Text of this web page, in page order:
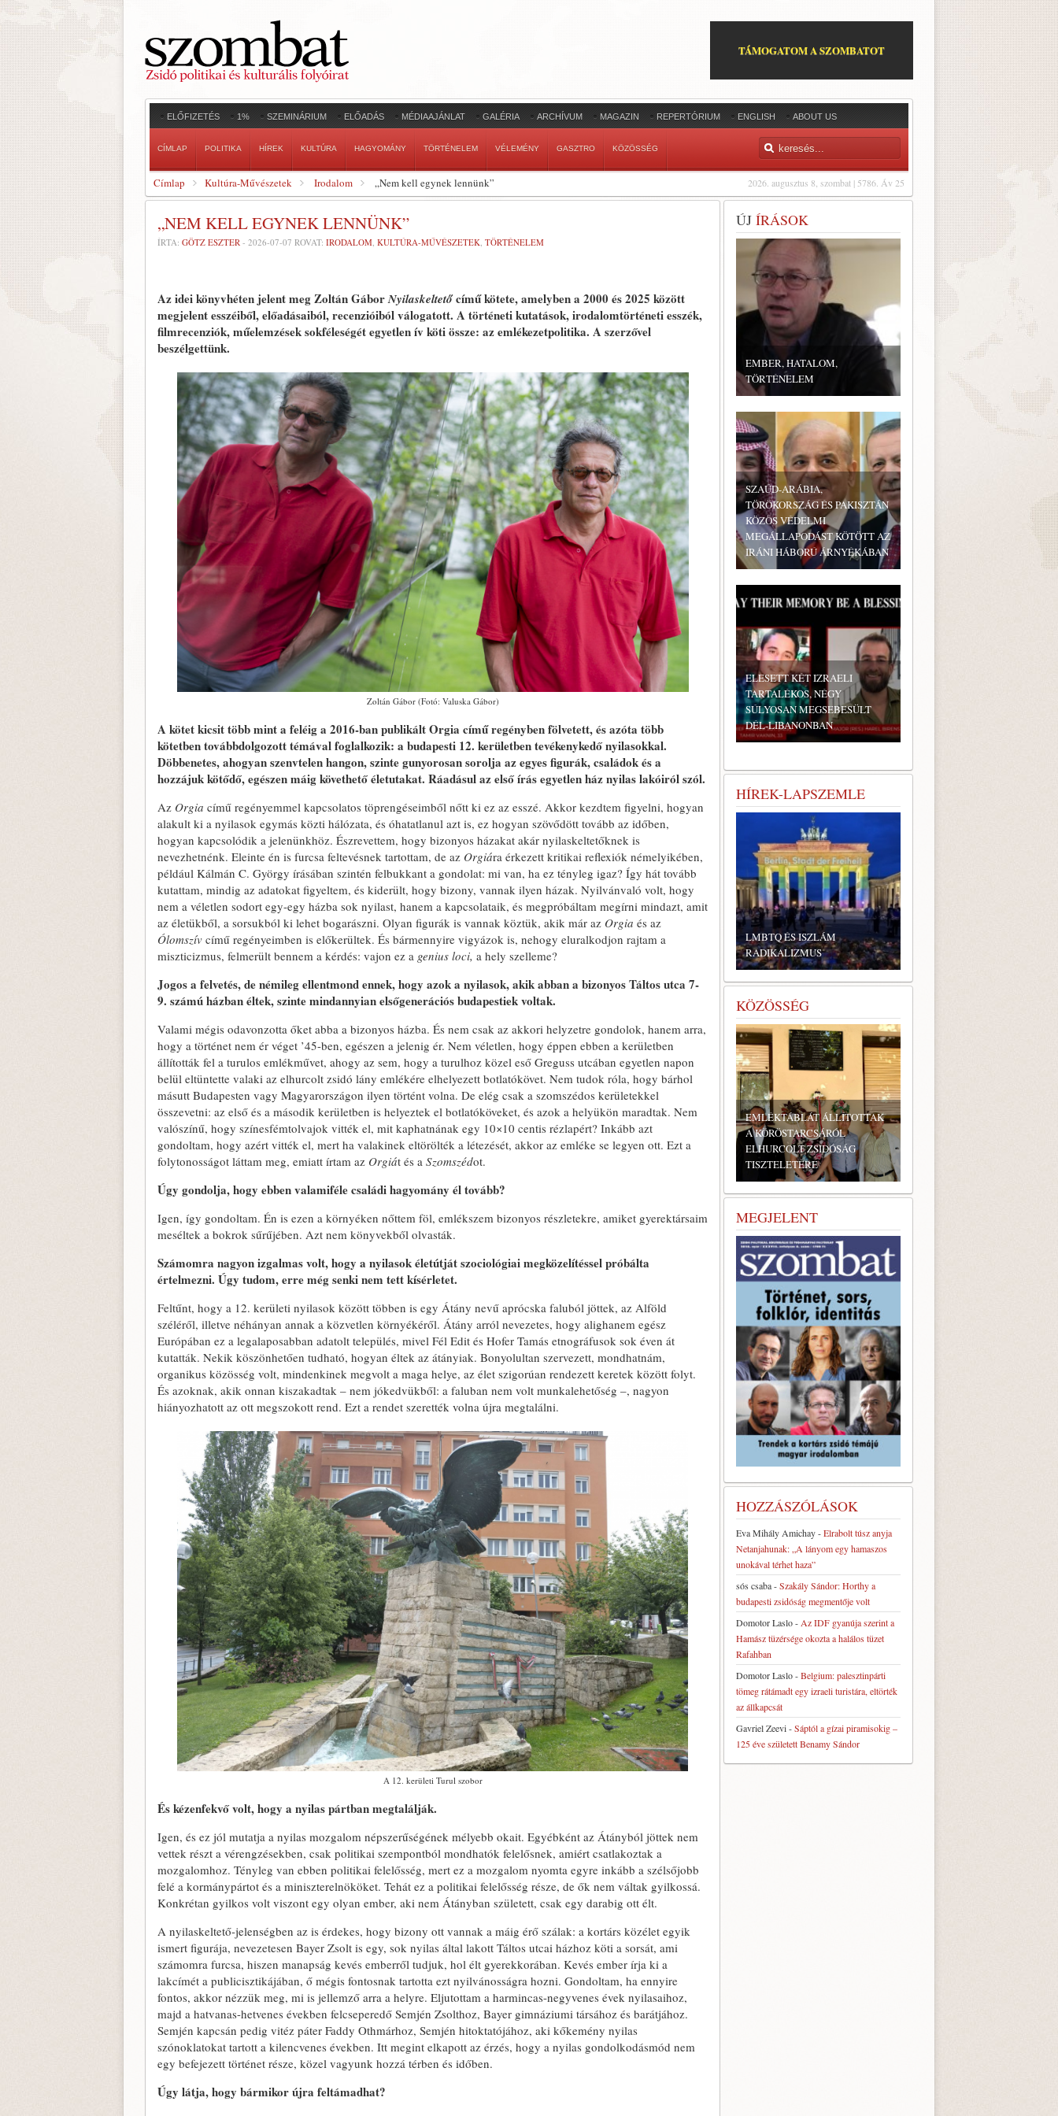
TÁMOGATOM A SZOMBATOT
ELŐFIZETÉS 1% SZEMINÁRIUM ELŐADÁS MÉDIAAJÁNLAT GALÉRIA ARCHÍVUM MAGAZIN REPERTÓRIUM ENGLISH ABOUT US
CÍMLAP POLITIKA HÍREK KULTÚRA HAGYOMÁNY TÖRTÉNELEM VÉLEMÉNY GASZTRO KÖZÖSSÉG
2026. augusztus 8, szombat | 5786. Áv 25
Címlap Kultúra-Művészetek Irodalom „Nem kell egynek lennünk”
„NEM KELL EGYNEK LENNÜNK”
ÍRTA: GÖTZ ESZTER - 2026-07-07 ROVAT: IRODALOM, KULTÚRA-MŰVÉSZETEK, TÖRTÉNELEM
Az idei könyvhéten jelent meg Zoltán GáborNyilaskeltetőcímű kötete, amelyben a 2000 és 2025 között
megjelent esszéiből, előadásaiból, recenzióiból válogatott. A történeti kutatások, irodalomtörténeti esszék,
filmrecenziók, műelemzések sokféleségét egyetlen ív köti össze: az emlékezetpolitika. A szerzővel
beszélgettünk.
Zoltán Gábor (Fotó: Valuska Gábor)
A kötet kicsit több mint a feléig a 2016-ban publikáltOrgia című regényben fölvetett, és azóta több
kötetben továbbdolgozott témával foglalkozik: a budapesti 12. kerületben tevékenykedő nyilasokkal.
Döbbenetes, ahogyan szenvtelen hangon, szinte gunyorosan sorolja az egyes figurák, családok és a
hozzájuk kötődő, egészen máig követhető életutakat. Ráadásul az első írás egyetlen ház nyilas lakóiról szól.
Az Orgia című regényemmel kapcsolatos töprengéseimből nőtt ki ez az esszé. Akkor kezdtem figyelni, hogyan
alakult ki a nyilasok egymás közti hálózata, és óhatatlanul azt is, ez hogyan szövődött tovább az időben,
hogyan kapcsolódik a jelenünkhöz. Észrevettem, hogy bizonyos házakat akár nyilaskeltetőknek is
nevezhetnénk. Eleinte én is furcsa feltevésnek tartottam, de az Orgiára érkezett kritikai reflexiók némelyikében,
például Kálmán C. György írásában szintén felbukkant a gondolat: mi van, ha ez tényleg igaz? Így hát tovább
kutattam, mindig az adatokat figyeltem, és kiderült, hogy bizony, vannak ilyen házak. Nyilvánvaló volt, hogy
nem a véletlen sodort egy-egy házba sok nyilast, hanem a kapcsolataik, és megpróbáltam megírni mindazt, amit
az életükből, a sorsukból ki lehet bogarászni. Olyan figurák is vannak köztük, akik már az Orgia és az
Ólomszív című regényeimben is előkerültek. És bármennyire vigyázok is, nehogy eluralkodjon rajtam a
miszticizmus, felmerült bennem a kérdés: vajon ez a genius loci, a hely szelleme?
Jogos a felvetés, de némileg ellentmond ennek, hogy azok a nyilasok, akik abban a bizonyos Táltos utca 7-
9. számú házban éltek, szinte mindannyian elsőgenerációs budapestiek voltak.
Valami mégis odavonzotta őket abba a bizonyos házba. És nem csak az akkori helyzetre gondolok, hanem arra,
hogy a történet nem ér véget ’45-ben, egészen a jelenig ér. Nem véletlen, hogy éppen ebben a kerületben
állították fel a turulos emlékművet, ahogy az sem, hogy a turulhoz közel eső Greguss utcában egyetlen napon
belül eltüntette valaki az elhurcolt zsidó lány emlékére elhelyezett botlatókövet. Nem tudok róla, hogy bárhol
másutt Budapesten vagy Magyarországon ilyen történt volna. De elég csak a szomszédos kerületekkel
összevetni: az első és a második kerületben is helyeztek el botlatóköveket, és azok a helyükön maradtak. Nem
valószínű, hogy színesfémtolvajok vitték el, mit kaphatnának egy 10×10 centis rézlapért? Inkább azt
gondoltam, hogy azért vitték el, mert ha valakinek eltörölték a létezését, akkor az emléke se legyen ott. Ezt a
folytonosságot láttam meg, emiatt írtam az Orgiát és a Szomszédot.
Úgy gondolja, hogy ebben valamiféle családi hagyomány él tovább?
Igen, így gondoltam. Én is ezen a környéken nőttem föl, emlékszem bizonyos részletekre, amiket gyerektársaim
meséltek a bokrok sűrűjében. Azt nem könyvekből olvasták.
Számomra nagyon izgalmas volt, hogy a nyilasok életútját szociológiai megközelítéssel próbálta
értelmezni. Úgy tudom, erre még senki nem tett kísérletet.
Feltűnt, hogy a 12. kerületi nyilasok között többen is egy Átány nevű aprócska faluból jöttek, az Alföld
széléről, illetve néhányan annak a közvetlen környékéről. Átány arról nevezetes, hogy alighanem egész
Európában ez a legalaposabban adatolt település, mivel Fél Edit és Hofer Tamás etnográfusok sok éven át
kutatták. Nekik köszönhetően tudható, hogyan éltek az átányiak. Bonyolultan szervezett, mondhatnám,
organikus közösség volt, mindenkinek megvolt a maga helye, az élet szigorúan rendezett keretek között folyt.
És azoknak, akik onnan kiszakadtak – nem jókedvükből: a faluban nem volt munkalehetőség –, nagyon
hiányozhatott az ott megszokott rend. Ezt a rendet szerették volna újra megtalálni.
A 12. kerületi Turul szobor
És kézenfekvő volt, hogy a nyilas pártban megtalálják.
Igen, és ez jól mutatja a nyilas mozgalom népszerűségének mélyebb okait. Egyébként az Átányból jöttek nem
vettek részt a vérengzésekben, csak politikai szempontból mondhatók felelősnek, amiért csatlakoztak a
mozgalomhoz. Tényleg van ebben politikai felelősség, mert ez a mozgalom nyomta egyre inkább a szélsőjobb
felé a kormánypártot és a miniszterelnököket. Tehát ez a politikai felelősség része, de ők nem váltak gyilkossá.
Konkrétan gyilkos volt viszont egy olyan ember, aki nem Átányban született, csak egy darabig ott élt.
A nyilaskeltető-jelenségben az is érdekes, hogy bizony ott vannak a máig érő szálak: a kortárs közélet egyik
ismert figurája, nevezetesen Bayer Zsolt is egy, sok nyilas által lakott Táltos utcai házhoz köti a sorsát, ami
számomra furcsa, hiszen manapság kevés emberről tudjuk, hol élt gyerekkorában. Kevés ember írja ki a
lakcímét a publicisztikájában, ő mégis fontosnak tartotta ezt nyilvánosságra hozni. Gondoltam, ha ennyire
fontos, akkor nézzük meg, mi is jellemző arra a helyre. Eljutottam a harmincas-negyvenes évek nyilasaihoz,
majd a hatvanas-hetvenes években felcseperedő Semjén Zsolthoz, Bayer gimnáziumi társához és barátjához.
Semjén kapcsán pedig vitéz páter Faddy Othmárhoz, Semjén hitoktatójához, aki kőkemény nyilas
szónoklatokat tartott a kilencvenes években. Itt megint elkapott az érzés, hogy a nyilas gondolkodásmód nem
egy befejezett történet része, közel vagyunk hozzá térben és időben.
Úgy látja, hogy bármikor újra feltámadhat?
ÚJ ÍRÁSOK
EMBER, HATALOM,
TÖRTÉNELEM
SZAÚD-ARÁBIA,
TÖRÖKORSZÁG ÉS PAKISZTÁN
KÖZÖS VÉDELMI
MEGÁLLAPODÁST KÖTÖTT AZ
IRÁNI HÁBORÚ ÁRNYÉKÁBAN
ELESETT KÉT IZRAELI
TARTALÉKOS, NÉGY
SÚLYOSAN MEGSEBESÜLT
DÉL-LIBANONBAN
HÍREK-LAPSZEMLE
LMBTQ ÉS ISZLÁM
RADIKALIZMUS
KÖZÖSSÉG
EMLÉKTÁBLÁT ÁLLÍTOTTAK
A KÖRÖSTARCSÁRÓL
ELHURCOLT ZSIDÓSÁG
BONYHÁDI ZSIDÓ NAPOK
MEGJELENT
HOZZÁSZÓLÁSOK
Eva Mihály Amichay-Elrabolt túsz anyja
Netanjahunak: „A lányom egy hamaszos
unokával térhet haza”
sós csaba-Szakály Sándor: Horthy a
budapesti zsidóság megmentője volt
Domotor Laslo- Az IDF gyanúja szerint a
Hamász tüzérsége okozta a halálos tüzet
Rafahban
Domotor Laslo-Belgium: palesztinpárti
tömeg rátámadt egy izraeli turistára, eltörték
az állkapcsát
Gavriel Zeevi-Sáptól a gízai piramisokig –
125 éve született Benamy Sándor